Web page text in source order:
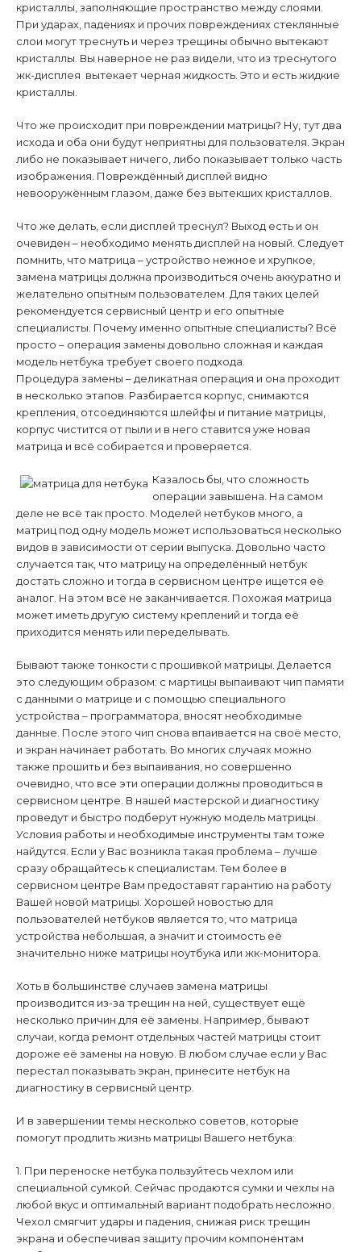
кристаллы, заполняющие пространство между слоями.
При ударах, падениях и прочих повреждениях стеклянные
слои могут треснуть и через трещины обычно вытекают
кристаллы. Вы наверное не раз видели, что из треснутого
жк-дисплея вытекает черная жидкость. Это и есть жидкие
кристаллы.
Что же происходит при повреждении матрицы? Ну, тут два
исхода и оба они будут неприятны для пользователя. Экран
либо не показывает ничего, либо показывает только часть
изображения. Повреждённый дисплей видно
невооружённым глазом, даже без вытекших кристаллов.
Что же делать, если дисплей треснул? Выход есть и он
очевиден – необходимо менять дисплей на новый. Следует
помнить, что матрица – устройство нежное и хрупкое,
замена матрицы должна производиться очень аккуратно и
желательно опытным пользователем. Для таких целей
рекомендуется сервисный центр и его опытные
специалисты. Почему именно опытные специалисты? Всё
просто – операция замены довольно сложная и каждая
модель нетбука требует своего подхода.
Процедура замены – деликатная операция и она проходит
в несколько этапов. Разбирается корпус, снимаются
крепления, отсоединяются шлейфы и питание матрицы,
корпус чистится от пыли и в него ставится уже новая
матрица и всё собирается и проверяется.
Казалось бы, что сложность
операции завышена. На самом
деле не всё так просто. Моделей нетбуков много, а
матриц под одну модель может использоваться несколько
видов в зависимости от серии выпуска. Довольно часто
случается так, что матрицу на определённый нетбук
достать сложно и тогда в сервисном центре ищется её
аналог. На этом всё не заканчивается. Похожая матрица
может иметь другую систему креплений и тогда её
приходится менять или переделывать.
Бывают также тонкости с прошивкой матрицы. Делается
это следующим образом: с мартицы выпаивают чип памяти
с данными о матрице и с помощью специального
устройства – программатора, вносят необходимые
данные. После этого чип снова впаивается на своё место,
и экран начинает работать. Во многих случаях можно
также прошить и без выпаивания, но совершенно
очевидно, что все эти операции должны проводиться в
сервисном центре. В нашей мастерской и диагностику
проведут и быстро подберут нужную модель матрицы.
Условия работы и необходимые инструменты там тоже
найдутся. Если у Вас возникла такая проблема – лучше
сразу обращайтесь к специалистам. Тем более в
сервисном центре Вам предоставят гарантию на работу
Вашей новой матрицы. Хорошей новостью для
пользователей нетбуков является то, что матрица
устройства небольшая, а значит и стоимость её
значительно ниже матрицы ноутбука или жк-монитора.
Хоть в большинстве случаев замена матрицы
производится из-за трещин на ней, существует ещё
несколько причин для её замены. Например, бывают
случаи, когда ремонт отдельных частей матрицы стоит
дороже её замены на новую. В любом случае если у Вас
перестал показывать экран, принесите нетбук на
диагностику в сервисный центр.
И в завершении темы несколько советов, которые
помогут продлить жизнь матрицы Вашего нетбука:
1. При переноске нетбука пользуйтесь чехлом или
специальной сумкой. Сейчас продаются сумки и чехлы на
любой вкус и оптимальный вариант подобрать несложно.
Чехол смягчит удары и падения, снижая риск трещин
экрана и обеспечивая защиту прочим компонентам